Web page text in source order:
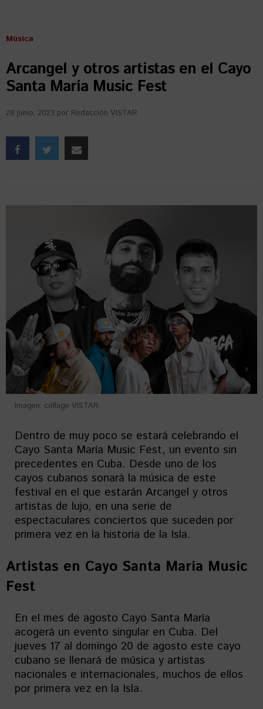
Música
Arcangel y otros artistas en el Cayo
Santa María Music Fest
28 junio, 2023 por Redacción VISTAR
Imagen: collage VISTAR.
Dentro de muy poco se estará celebrando el
Cayo Santa María Music Fest, un evento sin
precedentes en Cuba. Desde uno de los
cayos cubanos sonará la música de este
festival en el que estarán Arcangel y otros
artistas de lujo, en una serie de
espectaculares conciertos que suceden por
primera vez en la historia de la Isla.
Artistas en Cayo Santa María Music
Fest
En el mes de agosto Cayo Santa María
acogerá un evento singular en Cuba. Del
jueves 17 al domingo 20 de agosto este cayo
cubano se llenará de música y artistas
nacionales e internacionales, muchos de ellos
por primera vez en la Isla.